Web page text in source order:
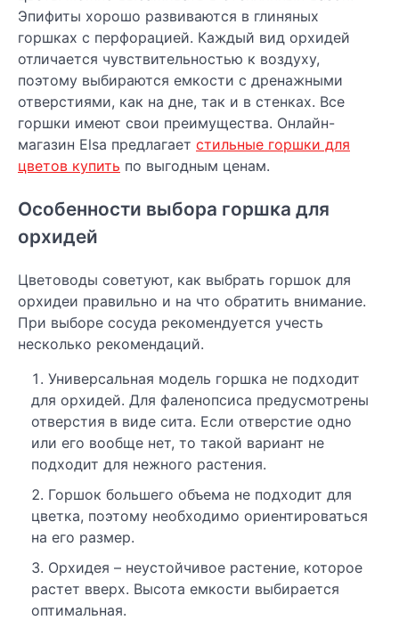
Эпифиты хорошо развиваются в глиняных
горшках с перфорацией. Каждый вид орхидей
отличается чувствительностью к воздуху,
поэтому выбираются емкости с дренажными
отверстиями, как на дне, так и в стенках. Все
горшки имеют свои преимущества. Онлайн-
магазин Elsa предлагает стильные горшки для
цветов купить по выгодным ценам.
Особенности выбора горшка для
орхидей
Цветоводы советуют, как выбрать горшок для
орхидеи правильно и на что обратить внимание.
При выборе сосуда рекомендуется учесть
несколько рекомендаций.
Универсальная модель горшка не подходит
для орхидей. Для фаленопсиса предусмотрены
отверстия в виде сита. Если отверстие одно
или его вообще нет, то такой вариант не
подходит для нежного растения.
Горшок большего объема не подходит для
цветка, поэтому необходимо ориентироваться
на его размер.
Орхидея – неустойчивое растение, которое
растет вверх. Высота емкости выбирается
оптимальная.